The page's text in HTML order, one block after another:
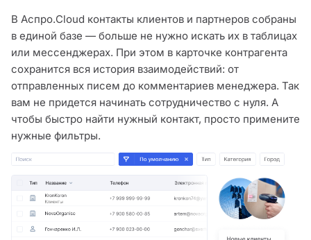
В Аспро.Cloud контакты клиентов и партнеров собраны
в единой базе — больше не нужно искать их в таблицах
или мессенджерах. При этом в карточке контрагента
сохранится вся история взаимодействий: от
отправленных писем до комментариев менеджера. Так
вам не придется начинать сотрудничество с нуля. А
чтобы быстро найти нужный контакт, просто примените
нужные фильтры.